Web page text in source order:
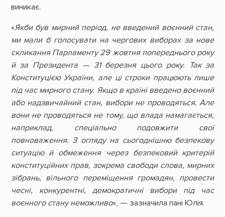
виникає.
«Якби був мирний період, не введений воєнний стан,
ми мали б голосувати на чергових виборах за нове
скликання Парламенту 29 жовтня попереднього року
й за Президента — 31 березня цього року. Так за
Конституцією України, але ці строки працюють лише
під час мирного стану. Якщо в країні введено воєнний
або надзвичайний стан, вибори не проводяться. Але
вони не проводяться не тому, що влада намагається,
наприклад, спеціально подовжити свої
повноваження. З огляду на сьогоднішню безпекову
ситуацію й обмеження через безпековий критерій
конституційних прав, зокрема свободи слова, мирних
зібрань, вільного переміщення громадян, провести
чесні, конкурентні, демократичні вибори під час
воєнного стану неможливо», — зазначила пані Юлія.